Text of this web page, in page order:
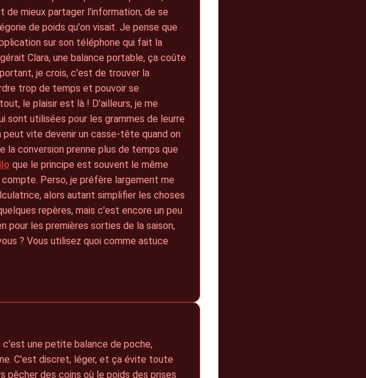
de mieux partager l'information, de se
de poids qu'on visait. Je pense que
sur son téléphone qui fait la
Clara, une balance portable, ça coûte
je crois, c'est de trouver la
trop de temps et pouvoir se
le plaisir est là ! D'ailleurs, je me
sont utilisées pour les grammes de leurre
peut vite devenir un casse-tête quand on
la conversion prenne plus de temps que
que le principe est souvent le même
Perso, je préfère largement me
alors autant simplifier les choses
repères, mais c'est encore un peu
pour les premières sorties de la saison,
? Vous utilisez quoi comme astuce
c'est une petite balance de poche,
C'est discret, léger, et ça évite toute
pêcher des coins où le poids des prises